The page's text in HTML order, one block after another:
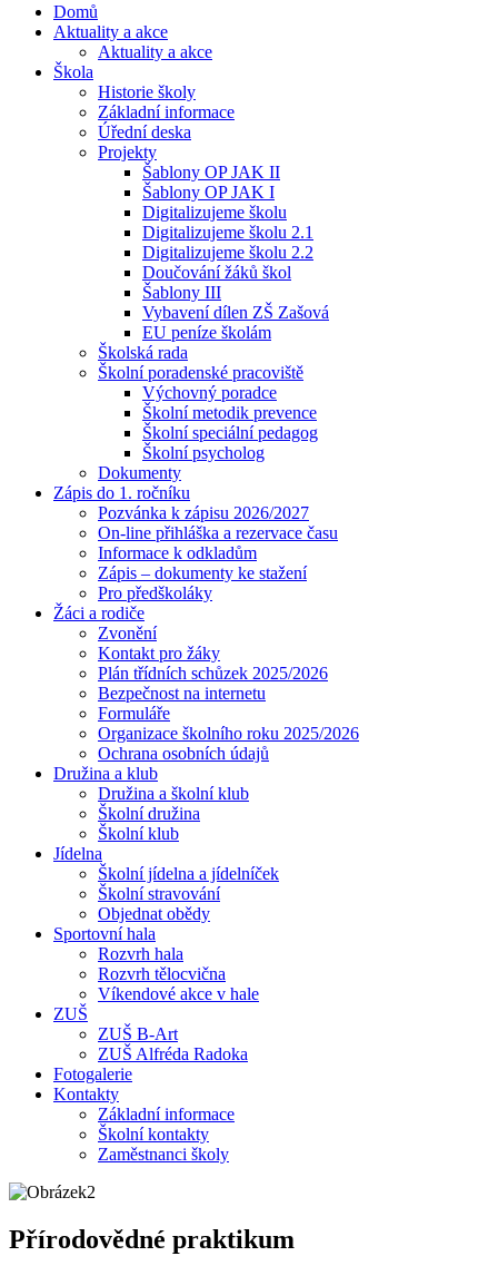
Domů
Aktuality a akce
Aktuality a akce
Škola
Historie školy
Základní informace
Úřední deska
Projekty
Šablony OP JAK II
Šablony OP JAK I
Digitalizujeme školu
Digitalizujeme školu 2.1
Digitalizujeme školu 2.2
Doučování žáků škol
Šablony III
Vybavení dílen ZŠ Zašová
EU peníze školám
Školská rada
Školní poradenské pracoviště
Výchovný poradce
Školní metodik prevence
Školní speciální pedagog
Školní psycholog
Dokumenty
Zápis do 1. ročníku
Pozvánka k zápisu 2026/2027
On-line přihláška a rezervace času
Informace k odkladům
Zápis – dokumenty ke stažení
Pro předškoláky
Žáci a rodiče
Zvonění
Kontakt pro žáky
Plán třídních schůzek 2025/2026
Bezpečnost na internetu
Formuláře
Organizace školního roku 2025/2026
Ochrana osobních údajů
Družina a klub
Družina a školní klub
Školní družina
Školní klub
Jídelna
Školní jídelna a jídelníček
Školní stravování
Objednat obědy
Sportovní hala
Rozvrh hala
Rozvrh tělocvična
Víkendové akce v hale
ZUŠ
ZUŠ B-Art
ZUŠ Alfréda Radoka
Fotogalerie
Kontakty
Základní informace
Školní kontakty
Zaměstnanci školy
Přírodovědné praktikum